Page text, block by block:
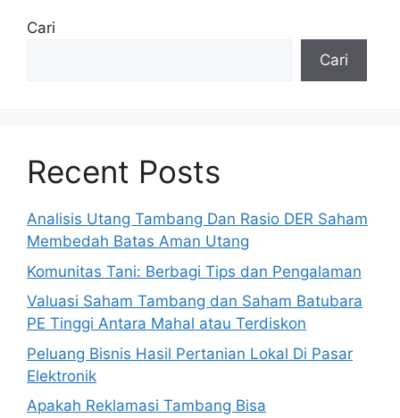
Cari
Cari
Recent Posts
Analisis Utang Tambang Dan Rasio DER Saham
Membedah Batas Aman Utang
Komunitas Tani: Berbagi Tips dan Pengalaman
Valuasi Saham Tambang dan Saham Batubara
PE Tinggi Antara Mahal atau Terdiskon
Peluang Bisnis Hasil Pertanian Lokal Di Pasar
Elektronik
Apakah Reklamasi Tambang Bisa